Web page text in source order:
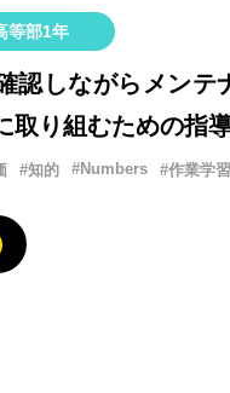
等部1年
認しながらメンテ
取り組むための指
#知的 #Numbers #作業学習